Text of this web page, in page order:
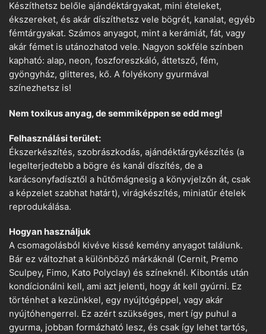
Készíthetsz belőle ajándéktárgyakat, mini ételeket,
ékszereket, és akár díszíthetsz vele bögrét, kanalat, egyéb
fémtárgyakat. Számos anyagot, mint a kerámiát, fát, vagy
akár fémet is utánozhatod vele. Nagyon sokféle színben
kapható: alap, neon, foszforeszkáló, áttetsző, fém,
gyöngyház, glitteres, kő. A folyékony gyurmával
színezhetsz is!
Nem toxikus anyag, de semmiképpen se edd meg!
Felhasználási terület:
Ékszerkészítés, szobrászkodás, ajándéktárgykészítés (a
legelterjedtebb a bögre és kanál díszítés, de a
karácsonyfadísztől a hűtőmágnesig a könyvjelzőn át, csak
a képzelet szabhat határt), virágkészítés, miniatűr ételek
reprodukálása.
Hogyan használjuk
A csomagolásból kivéve kissé kemény anyagot találunk.
Bár ez változhat a különböző márkáknál (Cernit, Premo
Sculpey, Fimo, Kato Polyclay) és színeknél. Kibontás után
kondícionálni kell, ami azt jelenti, hogy át kell gyúrni. Ez
történhet a kezünkkel, egy nyújtógéppel, vagy akár
nyújtóhengerrel. Ez azért szükséges, mert így puhul a
gyurma, jobban formázható lesz, és csak így lehet tartós,